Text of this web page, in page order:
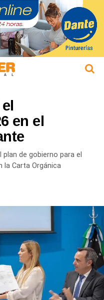
en el
de gobierno para el
Carta Orgánica